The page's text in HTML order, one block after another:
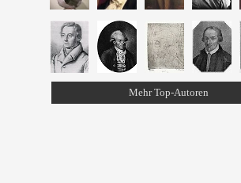
Mehr Top-Autoren